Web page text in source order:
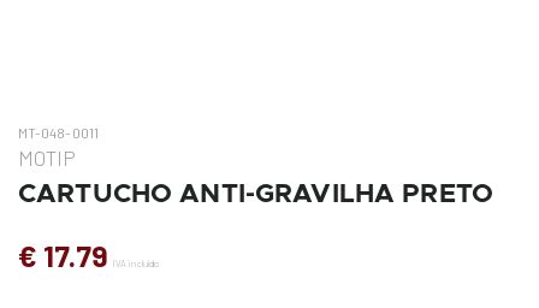
MT-048-0011
MOTIP
CARTUCHO ANTI-GRAVILHA PRETO
€ 17.79 IVA incluído